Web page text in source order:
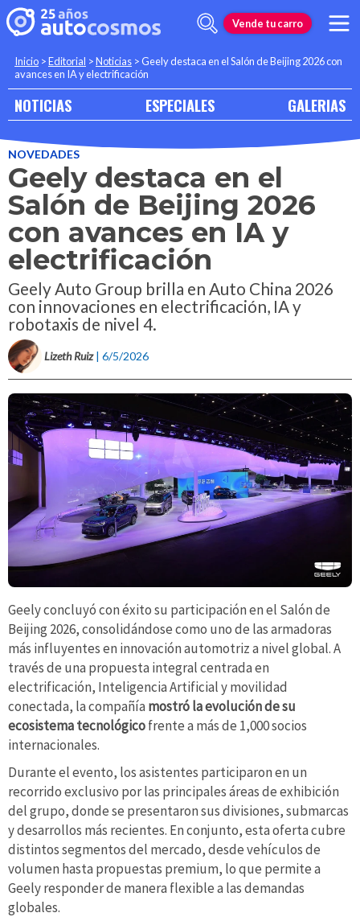
Vende tu carro
Inicio >Editorial >Noticias >Geely destaca en el Salón de Beijing 2026 con
avances en IA y electrificación
NOTICIAS ESPECIALES GALERIAS
NOVEDADES
Geely destaca en el
Salón de Beijing 2026
con avances en IA y
electrificación
Geely Auto Group brilla en Auto China 2026
con innovaciones en electrificación, IA y
robotaxis de nivel 4.
Lizeth Ruiz | 6/5/2026
Geely concluyó con éxito su participación en el Salón de
Beijing 2026, consolidándose como uno de las armadoras
más influyentes en innovación automotriz a nivel global. A
través de una propuesta integral centrada en
electrificación, Inteligencia Artificial y movilidad
conectada, la compañía mostró la evolución de su
ecosistema tecnológicofrente a más de 1,000 socios
internacionales.
Durante el evento, los asistentes participaron en un
recorrido exclusivo por las principales áreas de exhibición
del grupo, donde se presentaron sus divisiones, submarcas
y desarrollos más recientes. En conjunto, esta oferta cubre
distintos segmentos del mercado, desde vehículos de
volumen hasta propuestas premium, lo que permite a
Geely responder de manera flexible a las demandas
globales.